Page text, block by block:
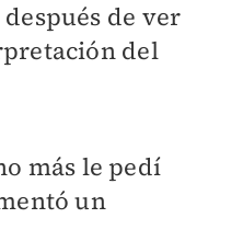
de ver
del
más le pedí
un